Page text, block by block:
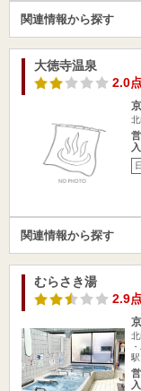
関連情報から探す
大徳寺温泉
2.0
関連情報から探す
むらさき湯
2.9